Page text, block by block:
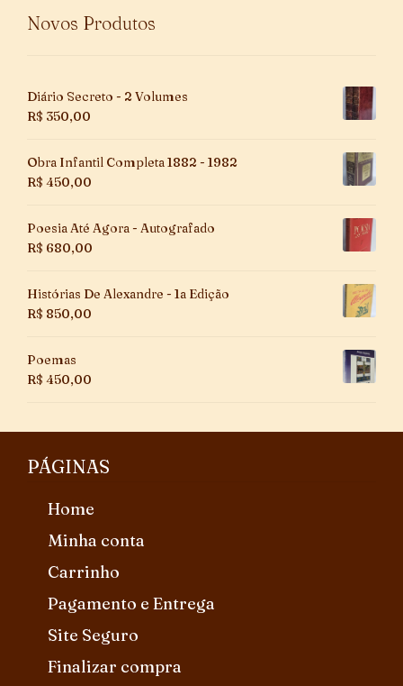
Novos Produtos
Diário Secreto - 2 Volumes
R$ 350,00
Obra Infantil Completa 1882 - 1982
R$ 450,00
Poesia Até Agora - Autografado
R$ 680,00
Histórias De Alexandre - 1a Edição
R$ 850,00
Poemas
R$ 450,00
PÁGINAS
Home
Minha conta
Carrinho
Pagamento e Entrega
Site Seguro
Finalizar compra